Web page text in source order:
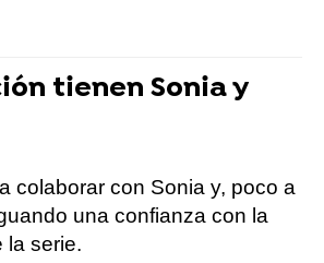
tienen Sonia y
colaborar con Sonia y, poco a
una confianza con la
la serie.